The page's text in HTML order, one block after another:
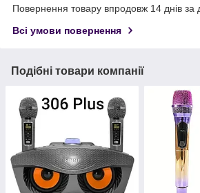
Повернення товару впродовж 14 днів за
Всі умови повернення
Подібні товари компанії